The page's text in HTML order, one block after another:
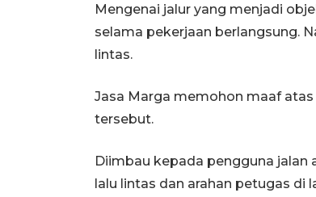
Mengenai jalur yang menjadi
selama pekerjaan berlangsung.
lintas.
Jasa Marga memohon maaf
tersebut.
Diimbau kepada pengguna
lalu lintas dan arahan petugas di